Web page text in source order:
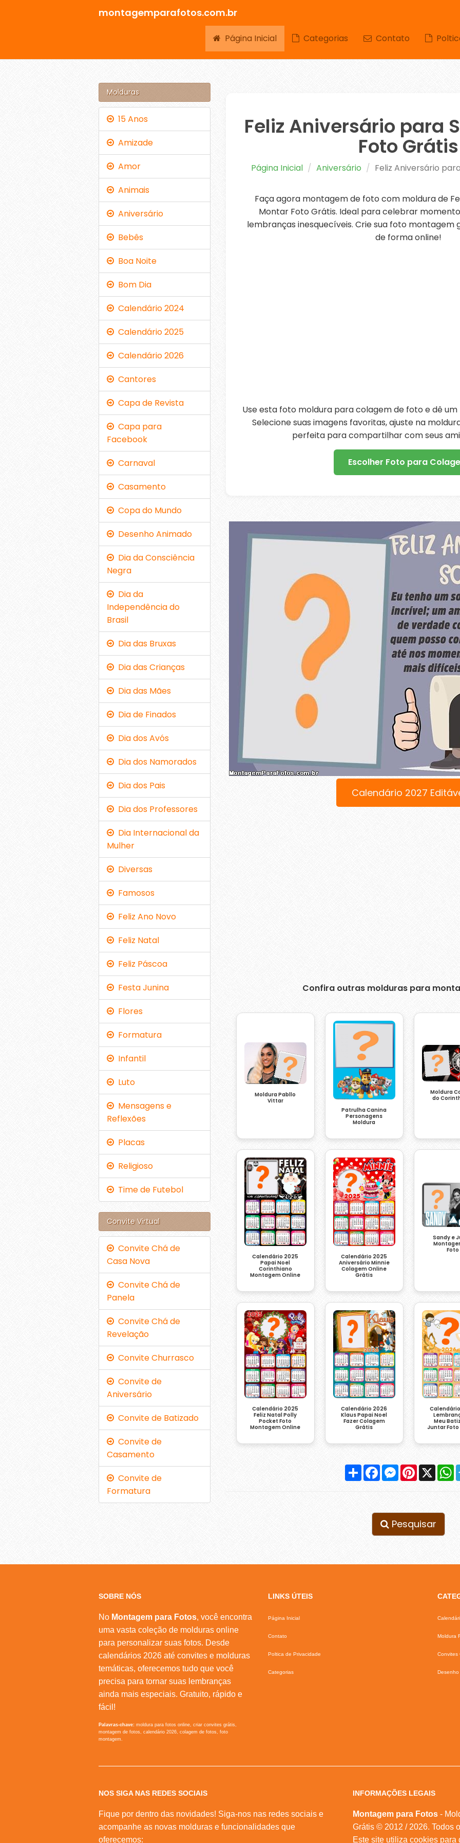
montagemparafotos.com.br
Página Inicial Categorias Contato
Feliz Aniversário para
Foto Grátis
Página Inicial Aniversário Feliz Aniversário
Faça agora montagem de foto com moldura de
Montar Foto Grátis. Ideal para celebrar
lembranças inesquecíveis. Crie sua foto montagem
de forma online!
Use esta foto moldura para colagem de foto e dê um
Selecione suas imagens favoritas, ajuste na
perfeita para compartilhar com seus
Escolher Foto para
Calendário 2027
Confira outras molduras para
Moldura Pabllo
Vittar
Patrulha Canina
Personagens
Moldura
Moldura
do
Calendário 2025
Papai Noel
Corinthiano
Montagem Online
Calendário 2025
Aniversário Minnie
Colagem Online
Grátis
Sandy e
Foto
Calendário 2025
Feliz Natal Polly
Pocket Foto
Montagem Online
Calendário 2026
Klaus Papai Noel
Fazer Colagem
Grátis
Meu
Juntar
Compartilhar
FacebookMessenger
Pinterest
X
Pesquisar
Molduras
15 Anos
Amizade
Amor
Animais
Aniversário
Bebês
Boa Noite
Bom Dia
Calendário 2024
Calendário 2025
Calendário 2026
Cantores
Capa de Revista
Capa para
Facebook
Carnaval
Casamento
Copa do Mundo
Desenho Animado
Dia da Consciência
Negra
Dia da
Independência do
Brasil
Dia das Bruxas
Dia das Crianças
Dia das Mães
Dia de Finados
Dia dos Avós
Dia dos Namorados
Dia dos Pais
Dia dos Professores
Dia Internacional da
Mulher
Diversas
Famosos
Feliz Ano Novo
Feliz Natal
Feliz Páscoa
Festa Junina
Flores
Formatura
Infantil
Luto
Mensagens e
Reflexões
Placas
Religioso
Time de Futebol
Convite Virtual
Convite Chá de
Casa Nova
Convite Chá de
Panela
Convite Chá de
Revelação
Convite Churrasco
Convite de
Aniversário
Convite de Batizado
Convite de
Casamento
Convite de
Formatura
SOBRE NÓS
No Montagem para Fotos, você encontra
uma vasta coleção de molduras online
para personalizar suas fotos. Desde
calendários 2026 até convites e molduras
temáticas, oferecemos tudo que você
precisa para tornar suas lembranças
ainda mais especiais. Gratuito, rápido e
fácil!
Palavras-chave: moldura para fotos online, criar convites grátis,
montagem de fotos, calendário 2026, colagem de fotos, foto
montagem.
LINKS ÚTEIS
Página Inicial
Contato
Poltica de Privacidade
Categorias
Moldura
Convites
Desenho
NOS SIGA NAS REDES SOCIAIS
Fique por dentro das novidades! Siga-nos nas redes sociais e
acompanhe as novas molduras e funcionalidades que
oferecemos:
INFORMAÇÕES LEGAIS
Montagem para Fotos -
Grátis © 2012 / 2026. Todos
Este site utiliza cookies